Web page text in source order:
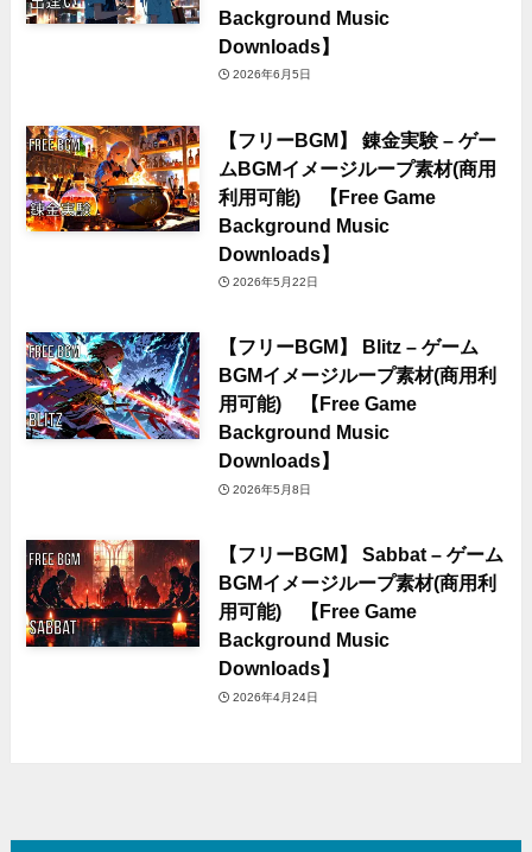
Background Music
Downloads】
2026年6月5日
【フリーBGM】 錬金実験 – ゲー
ムBGMイメージループ素材(商用
利用可能) 【Free Game
Background Music
Downloads】
2026年5月22日
【フリーBGM】 Blitz – ゲーム
BGMイメージループ素材(商用利
用可能) 【Free Game
Background Music
Downloads】
2026年5月8日
【フリーBGM】 Sabbat – ゲーム
BGMイメージループ素材(商用利
用可能) 【Free Game
Background Music
Downloads】
2026年4月24日